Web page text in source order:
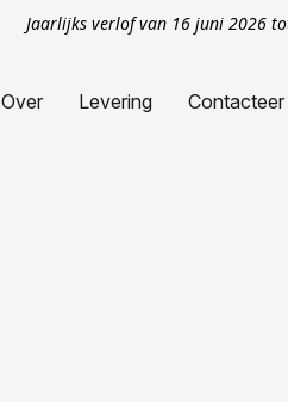
Jaarlijks verlof van 16 juni 2026
Over Levering Contacteer